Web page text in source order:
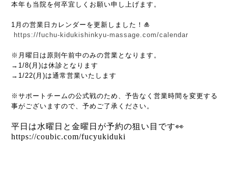
本年も当院を何卒宜しくお願い申し上げます。
1月の営業日カレンダーを更新しました！🎍
https://fuchu-kidukishinkyu-massage.com/calendar
※月曜日は原則午前中のみの営業となります。
→1/8(月)は休診となります
→1/22(月)は通常営業いたします
※サポートチームの公式戦のため、予告なく営業時間を変更する
事がございますので、予めご了承ください。
平日は水曜日と金曜日が予約の狙い目です👀
https://coubic.com/fucyukiduki